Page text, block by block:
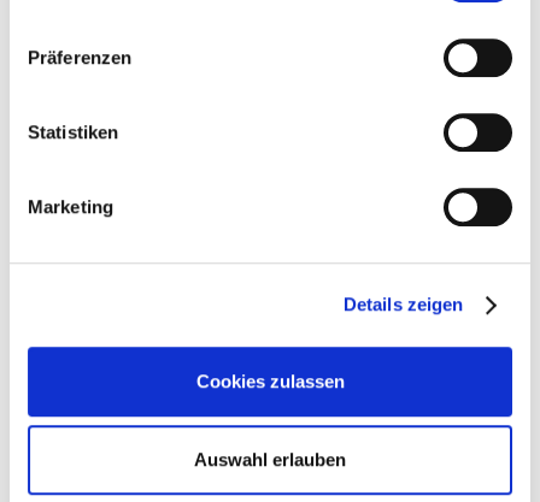
möglich, dass die übermittelten Daten durch lokale
Behörden verarbeitet werden.
Präferenzen
Statistiken
Marketing
Details zeigen
Cookies zulassen
Auswahl erlauben
Ihre Nachricht